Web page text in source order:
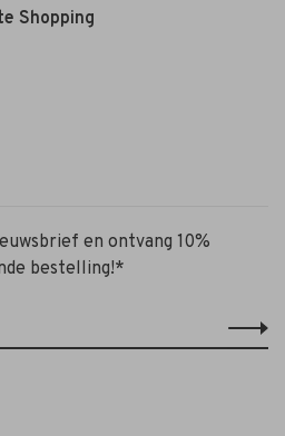
Shopping
en ontvang 10%
bestelling!*